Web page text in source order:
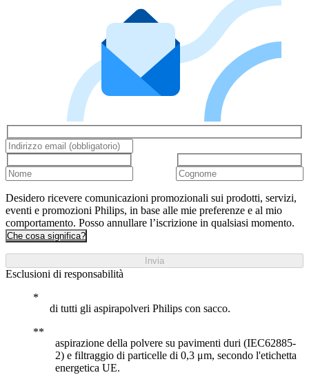
Desidero ricevere comunicazioni promozionali sui prodotti, servizi,
eventi e promozioni Philips, in base alle mie preferenze e al mio
comportamento. Posso annullare l’iscrizione in qualsiasi momento.
Che cosa significa?
Invia
Esclusioni di responsabilità
di tutti gli aspirapolveri Philips con sacco.
aspirazione della polvere su pavimenti duri (IEC62885-
2) e filtraggio di particelle di 0,3 μm, secondo l'etichetta
energetica UE.